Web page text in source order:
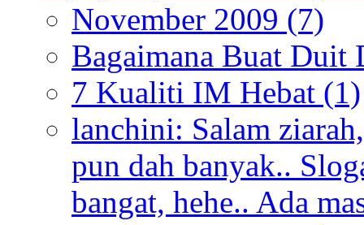
November 2009 (7)
Bagaimana Buat
7 Kualiti IM Hebat (1)
lanchini: Salam
pun dah banyak..
bangat, hehe.. Ada